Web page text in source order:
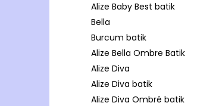
Alize Baby Best batik
Bella
Burcum batik
Alize Bella Ombre Batik
Alize Diva
Alize Diva batik
Alize Diva Ombré batik